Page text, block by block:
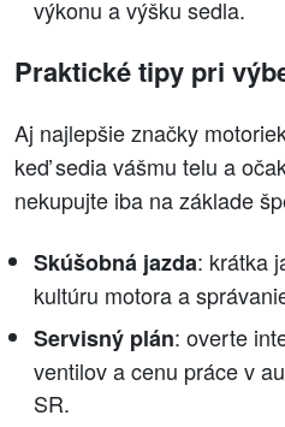
výkonu a výšku sedla.
Praktické tipy pri
Aj najlepšie značky
keď sedia vášmu telu a
nekupujte iba na základe
Skúšobná jazda: krátka
kultúru motora a
Servisný plán: overte
ventilov a cenu práce v
SR.